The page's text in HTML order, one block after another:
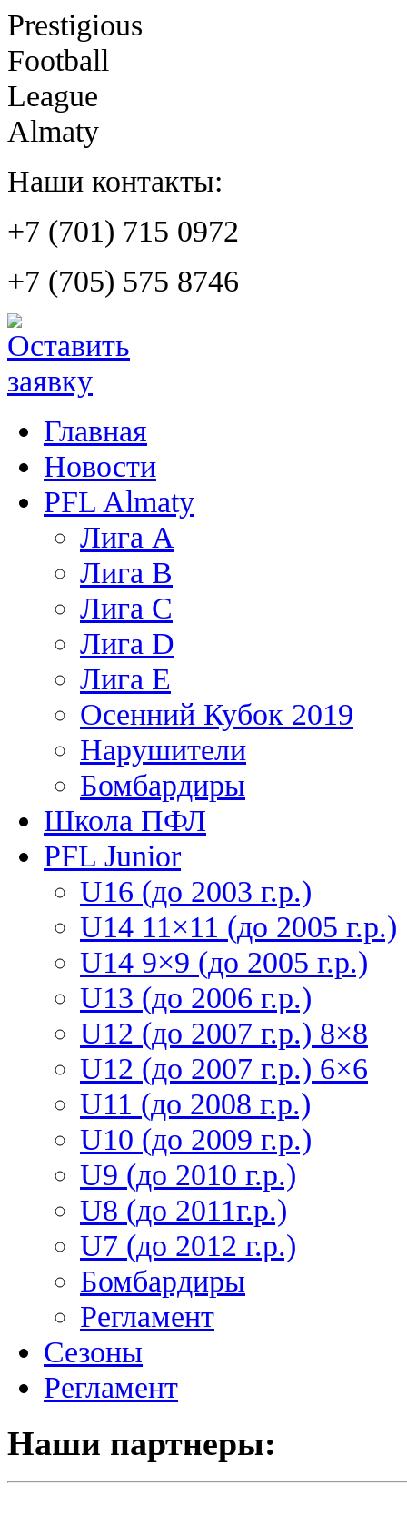
Prestigious
Football
League
Almaty
Наши контакты:
+7 (701) 715 0972
+7 (705) 575 8746
Главная
Новости
PFL Almaty
Лига A
Лига В
Лига С
Лига D
Лига Е
Осенний Кубок 2019
Нарушители
Бомбардиры
Школа ПФЛ
PFL Junior
U16 (до 2003 г.р.)
U14 11×11 (до 2005 г.р.)
U14 9×9 (до 2005 г.р.)
U13 (до 2006 г.р.)
U12 (до 2007 г.р.) 8×8
U12 (до 2007 г.р.) 6×6
U11 (до 2008 г.р.)
U10 (до 2009 г.р.)
U9 (до 2010 г.р.)
U8 (до 2011г.р.)
U7 (до 2012 г.р.)
Бомбардиры
Регламент
Сезоны
Регламент
Наши партнеры: